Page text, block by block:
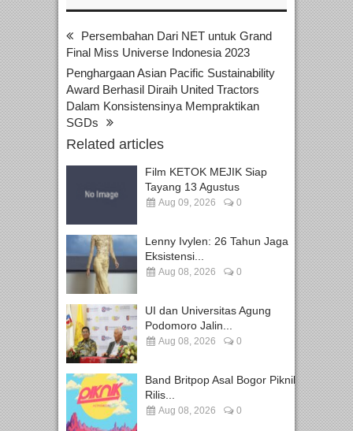
Persembahan Dari NET untuk Grand
Final Miss Universe Indonesia 2023
Penghargaan Asian Pacific Sustainability
Award Berhasil Diraih United Tractors
Dalam Konsistensinya Mempraktikan
SGDs
Related articles
Film KETOK MEJIK Siap
Tayang 13 Agustus
Aug 09, 2026 0
Lenny Ivylen: 26 Tahun Jaga
Eksistensi...
Aug 08, 2026 0
UI dan Universitas Agung
Podomoro Jalin...
Aug 08, 2026 0
Band Britpop Asal Bogor Piknik
Rilis...
Aug 08, 2026 0